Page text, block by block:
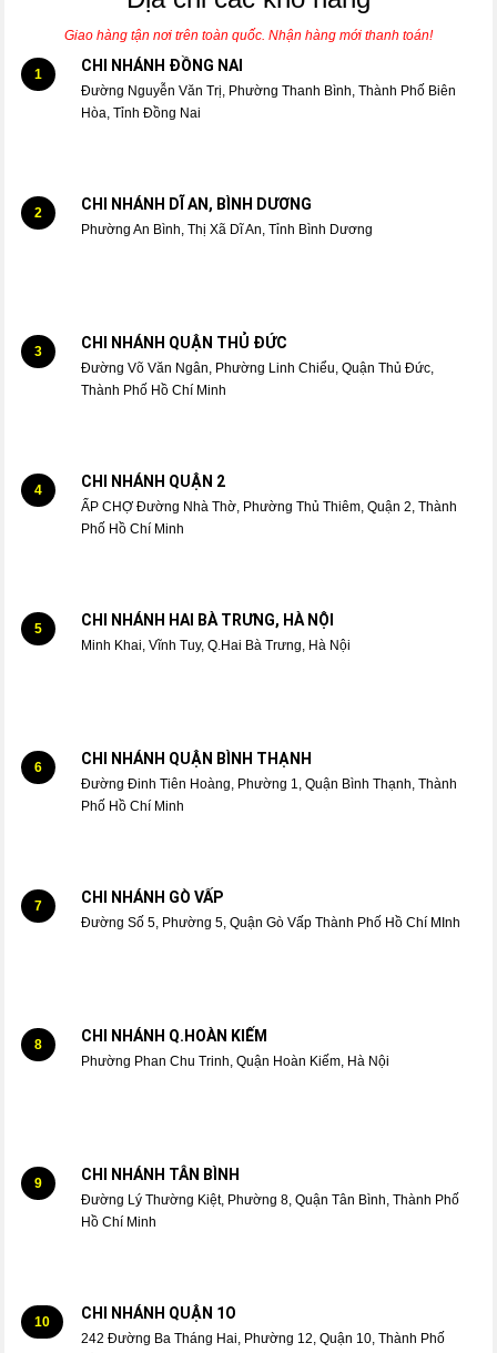
Giao hàng tận nơi trên toàn quốc. Nhận hàng mới thanh toán!
1 CHI NHÁNH ĐỒNG NAI
Đường Nguyễn Văn Trị, Phường Thanh Bình, Thành Phố Biên
Hòa, Tỉnh Đồng Nai
2 CHI NHÁNH DĨ AN, BÌNH DƯƠNG
Phường An Bình, Thị Xã Dĩ An, Tỉnh Bình Dương
3 CHI NHÁNH QUẬN THỦ ĐỨC
Đường Võ Văn Ngân, Phường Linh Chiểu, Quận Thủ Đức,
Thành Phố Hồ Chí Minh
4 CHI NHÁNH QUẬN 2
ẤP CHỢ Đường Nhà Thờ, Phường Thủ Thiêm, Quận 2, Thành
Phố Hồ Chí Minh
5 CHI NHÁNH HAI BÀ TRƯNG, HÀ NỘI
Minh Khai, Vĩnh Tuy, Q.Hai Bà Trưng, Hà Nội
6 CHI NHÁNH QUẬN BÌNH THẠNH
Đường Đinh Tiên Hoàng, Phường 1, Quận Bình Thạnh, Thành
Phố Hồ Chí Minh
7 CHI NHÁNH GÒ VẤP
Đường Số 5, Phường 5, Quận Gò Vấp Thành Phố Hồ Chí MInh
8 CHI NHÁNH Q.HOÀN KIẾM
Phường Phan Chu Trinh, Quận Hoàn Kiếm, Hà Nội
9 CHI NHÁNH TÂN BÌNH
Đường Lý Thường Kiệt, Phường 8, Quận Tân Bình, Thành Phố
Hồ Chí Minh
10 CHI NHÁNH QUẬN 1O
242 Đường Ba Tháng Hai, Phường 12, Quận 10, Thành Phố